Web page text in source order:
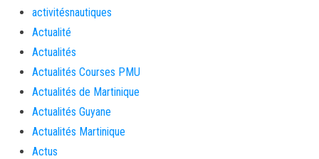
activitésnautiques
Actualité
Actualités
Actualités Courses PMU
Actualités de Martinique
Actualités Guyane
Actualités Martinique
Actus